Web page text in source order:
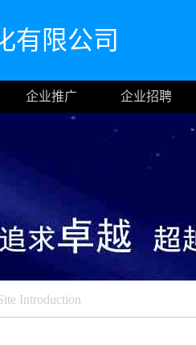
有限公司
企业推广 企业招聘
Introduction